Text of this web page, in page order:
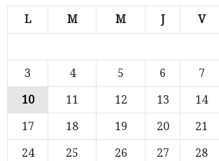
L M M J V
3
4 5 6 7
10
11 12 13 14
17
18 19 20 21
24
25 26 27 28